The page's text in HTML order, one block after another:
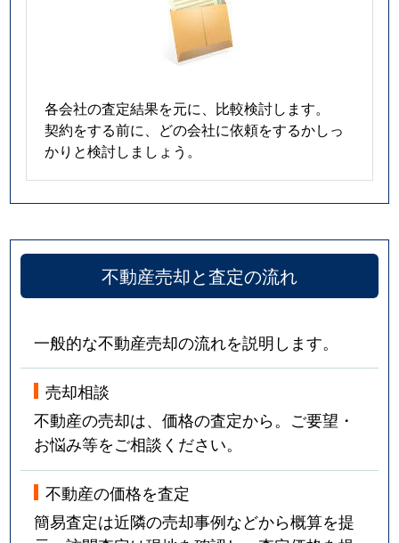
各会社の査定結果を元に、比較検討します。
契約をする前に、どの会社に依頼をするかしっ
かりと検討しましょう。
不動産売却と査定の流れ
一般的な不動産売却の流れを説明します。
売却相談
不動産の売却は、価格の査定から。ご要望・
お悩み等をご相談ください。
不動産の価格を査定
簡易査定は近隣の売却事例などから概算を提